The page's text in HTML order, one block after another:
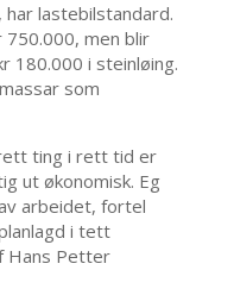
lastebilstandard.
750.000, men blir
180.000 i steinløing.
som
ting i rett tid er
ut økonomisk. Eg
arbeidet, fortel
i tett
Hans Petter